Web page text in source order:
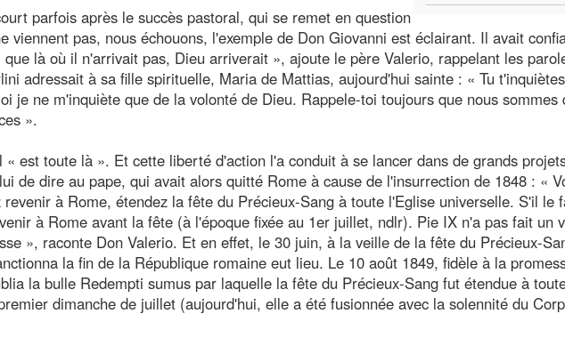
parfois après le succès pastoral, qui se remet en question
viennent pas, nous échouons, l'exemple de Don Giovanni est éclairant. Il avait
là où il n'arrivait pas, Dieu arriverait », ajoute le père Valerio, rappelant les
adressait à sa fille spirituelle, Maria de Mattias, aujourd'hui sainte : « Tu
je ne m'inquiète que de la volonté de Dieu. Rappele-toi toujours que nous sommes
».
« est toute là ». Et cette liberté d'action l'a conduit à se lancer dans de grands
de dire au pape, qui avait alors quitté Rome à cause de l'insurrection de 1848 : «
à Rome, étendez la fête du Précieux-Sang à toute l'Eglise universelle. S'il le
à Rome avant la fête (à l'époque fixée au 1er juillet, ndlr). Pie IX n'a pas fait un
», raconte Don Valerio. Et en effet, le 30 juin, à la veille de la fête du Précieux-
la fin de la République romaine eut lieu. Le 10 août 1849, fidèle à la
la bulle Redempti sumus par laquelle la fête du Précieux-Sang fut étendue à
dimanche de juillet (aujourd'hui, elle a été fusionnée avec la solennité du